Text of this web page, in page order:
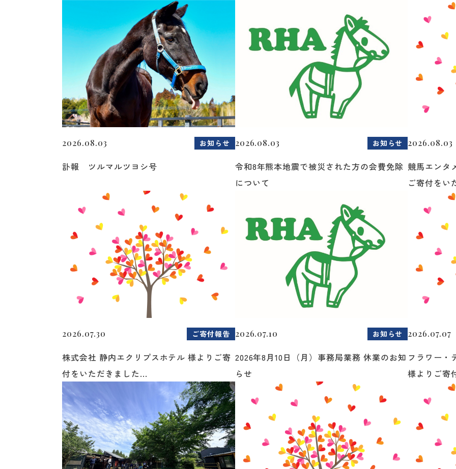
2026.08.03 お知らせ
訃報 ツルマルツヨシ号
2026.08.03 お知らせ
令和8年熊本地震で被災された方の会費免除
について
2026.08.03
競馬エンタ
ご寄付をい
2026.07.30 ご寄付報告
株式会社 静内エクリプスホテル 様よりご寄
付をいただきました...
2026.07.10 お知らせ
2026年8月10日（月）事務局業務 休業のお知
らせ
2026.07.07
フラワー・
様よりご寄